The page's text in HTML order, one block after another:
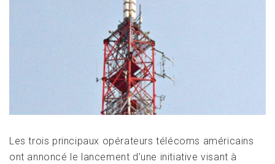
Les trois principaux opérateurs télécoms américains
ont annoncé le lancement d’une initiative visant à